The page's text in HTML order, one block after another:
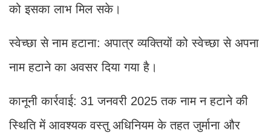
को इसका लाभ मिल सके।
स्वेच्छा से नाम हटाना: अपात्र व्यक्तियों को स्वेच्छा से अपना
नाम हटाने का अवसर दिया गया है।
कानूनी कार्रवाई: 31 जनवरी 2025 तक नाम न हटाने की
स्थिति में आवश्यक वस्तु अधिनियम के तहत जुर्माना और